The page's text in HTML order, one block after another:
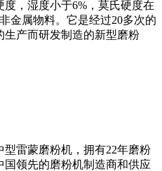
，湿度小于6%，莫氏硬度在
金属物料。它是经过20多次的
生产而研发制造的新型磨粉
雷蒙磨粉机，拥有22年磨粉
领先的磨粉机制造商和供应